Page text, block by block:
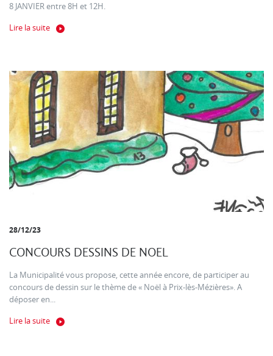
8 JANVIER entre 8H et 12H.
Lire la suite
28/12/23
CONCOURS DESSINS DE NOEL
La Municipalité vous propose, cette année encore, de participer au
concours de dessin sur le thème de « Noël à Prix-lès-Mézières». A
déposer en...
Lire la suite